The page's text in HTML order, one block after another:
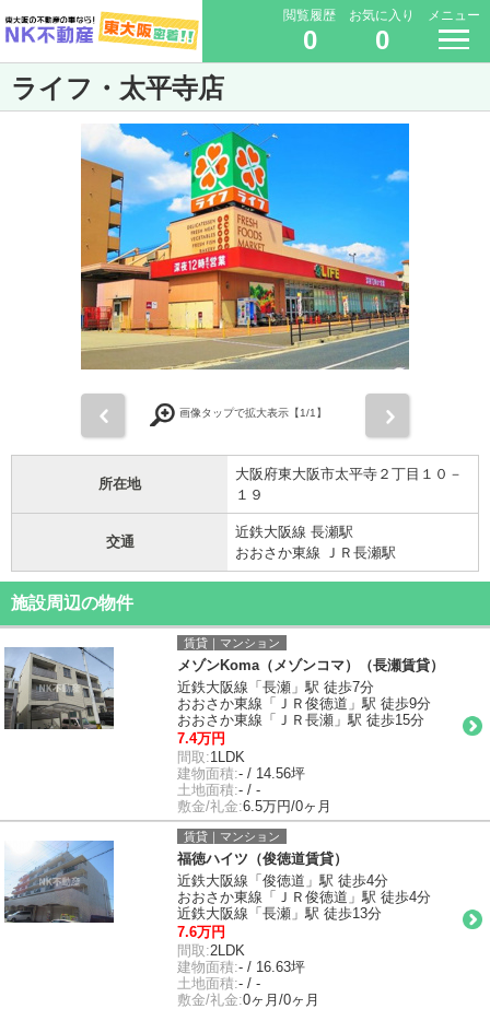
閲覧履歴
0
お気に入り
0
メニュー
ライフ・太平寺店
画像タップで拡大表示【1/1】
所在地
大阪府東大阪市太平寺２丁目１０－
１９
交通
近鉄大阪線 長瀬駅
おおさか東線 ＪＲ長瀬駅
施設周辺の物件
賃貸｜マンション
メゾンKoma（メゾンコマ）（長瀬賃貸）
近鉄大阪線「長瀬」駅 徒歩7分
おおさか東線「ＪＲ俊徳道」駅 徒歩9分
おおさか東線「ＪＲ長瀬」駅 徒歩15分
7.4万円
間取:1LDK
建物面積:- / 14.56坪
土地面積:- / -
敷金/礼金:6.5万円/0ヶ月
賃貸｜マンション
福徳ハイツ（俊徳道賃貸）
近鉄大阪線「俊徳道」駅 徒歩4分
おおさか東線「ＪＲ俊徳道」駅 徒歩4分
近鉄大阪線「長瀬」駅 徒歩13分
7.6万円
間取:2LDK
建物面積:- / 16.63坪
土地面積:- / -
敷金/礼金:0ヶ月/0ヶ月